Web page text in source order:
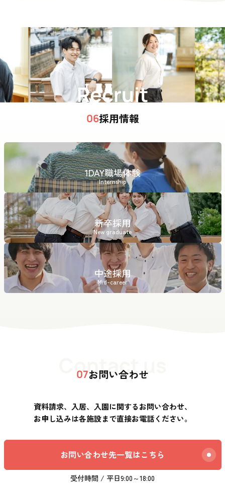
Recruit
06採用情報
1DAY職場体験
Internship
新卒採用
New graduate
中途採用
Mid-career
Contact us
07お問い合わせ
資料請求、入居、入園に関するお問い合わせ、
お申し込みは各施設まで直接お電話ください。
お問い合わせ先一覧はこちら
受付時間 / 平日9:00～18:00